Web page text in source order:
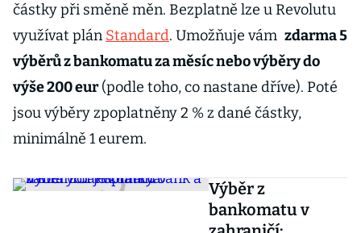
částky při směně měn. Bezplatně lze u Revolutu
využívat plán Standard. Umožňuje vám zdarma 5
výběrů z bankomatu za měsíc nebo výběry do
výše 200 eur(podle toho, co nastane dříve). Poté
jsou výběry zpoplatněny 2 % z dané částky,
minimálně 1 eurem.
Výběr z
bankomatu v